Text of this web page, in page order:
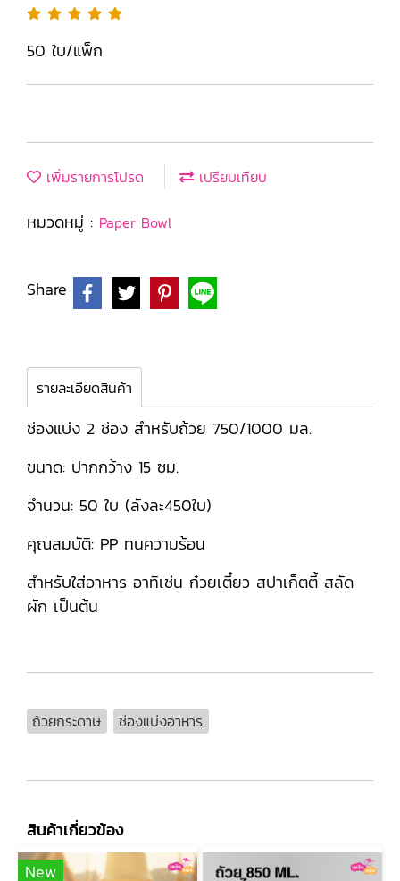
50 ใบ/แพ็ก
เพิ่มรายการโปรด เปรียบเทียบ
หมวดหมู่ : Paper Bowl
Share
รายละเอียดสินค้า
ช่องแบ่ง 2 ช่อง สำหรับถ้วย 750/1000 มล.
ขนาด: ปากกว้าง 15 ซม.
จำนวน: 50 ใบ (ลังละ450ใบ)
คุณสมบัติ: PP ทนความร้อน
สำหรับใส่อาหาร อาทิเช่น ก๋วยเตี๋ยว สปาเก็ตตี้ สลัด
ผัก เป็นต้น
ถ้วยกระดาษ ช่องแบ่งอาหาร
สินค้าเกี่ยวข้อง
New